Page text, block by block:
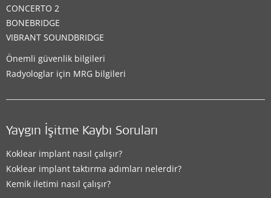
Clinic
Numune Mah. Dr. Sadık Ahmet Cd. No:73A-1
İskenderun
Desteklenen İşitme Çözümleri:
CI System
İletişim detayları
CONCERTO 2
BONEBRIDGE
VIBRANT SOUNDBRIDGE
Önemli güvenlik bilgileri
Radyologlar için MRG bilgileri
Yaygın İşitme Kaybı Soruları
Koklear implant nasıl çalışır?
Koklear implant taktırma adımları nelerdir?
Kemik iletimi nasıl çalışır?